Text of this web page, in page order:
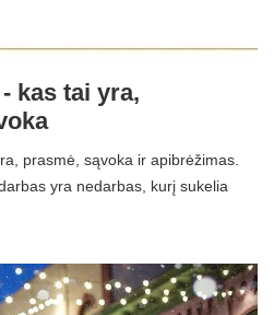
kas tai yra,
prasmė, sąvoka ir apibrėžimas.
yra nedarbas, kurį sukelia